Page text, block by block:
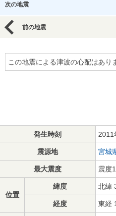
次の地震
前の地震
この地震による津波の心配はあり
発生時刻 2011
震源地 宮城
最大震度 震度1
位置
緯度 北緯
経度 東経